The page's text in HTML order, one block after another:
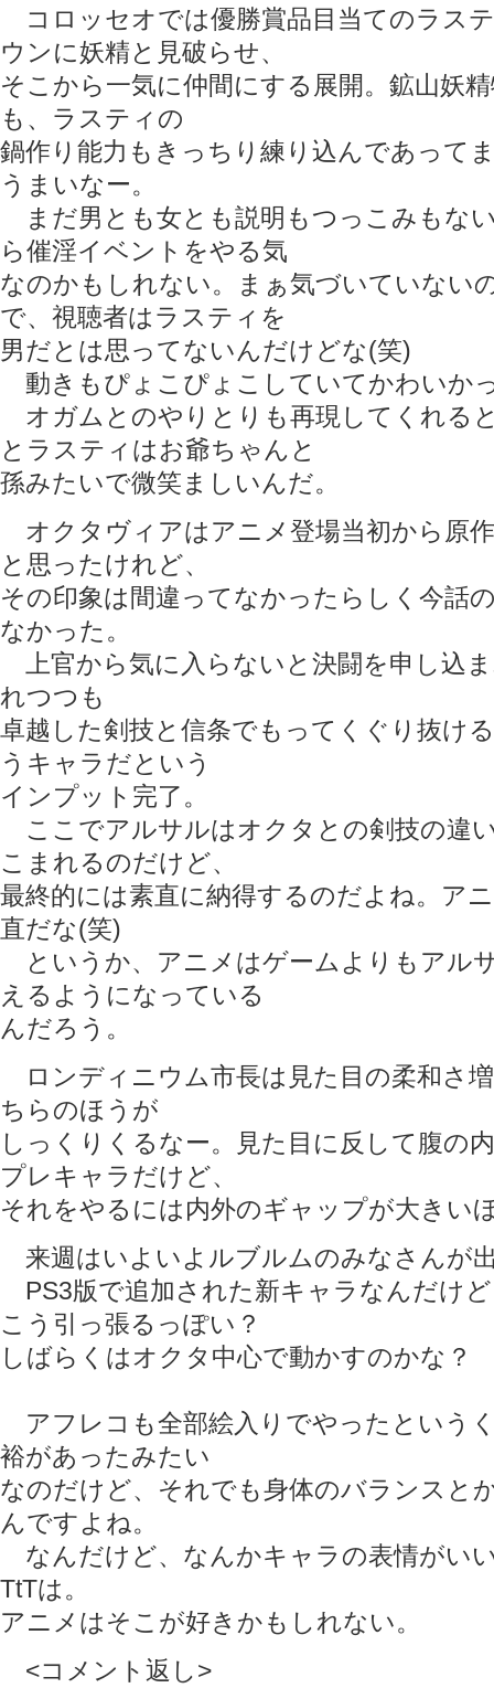
コロッセオでは優勝賞品目当てのラス
ウンに妖精と見破らせ、
そこから一気に仲間にする展開。鉱山妖
も、ラスティの
鍋作り能力もきっちり練り込んであって
うまいなー。
まだ男とも女とも説明もつっこみもな
ら催淫イベントをやる気
なのかもしれない。まぁ気づいていない
で、視聴者はラスティを
男だとは思ってないんだけどな(笑)
動きもぴょこぴょこしていてかわいか
オガムとのやりとりも再現してくれる
とラスティはお爺ちゃんと
孫みたいで微笑ましいんだ。
オクタヴィアはアニメ登場当初から原
と思ったけれど、
その印象は間違ってなかったらしく今話
なかった。
上官から気に入らないと決闘を申し込
れつつも
卓越した剣技と信条でもってくぐり抜け
うキャラだという
インプット完了。
ここでアルサルはオクタとの剣技の違
こまれるのだけど、
最終的には素直に納得するのだよね。ア
直だな(笑)
というか、アニメはゲームよりもアル
えるようになっている
んだろう。
ロンディニウム市長は見た目の柔和さ
ちらのほうが
しっくりくるなー。見た目に反して腹の
プレキャラだけど、
それをやるには内外のギャップが大きい
来週はいよいよルブルムのみなさんが
PS3版で追加された新キャラなんだけ
こう引っ張るっぽい？
しばらくはオクタ中心で動かすのかな？
アフレコも全部絵入りでやったという
裕があったみたい
なのだけど、それでも身体のバランスと
んですよね。
なんだけど、なんかキャラの表情がい
TtTは。
アニメはそこが好きかもしれない。
<コメント返し>